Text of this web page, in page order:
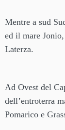
Mentre a sud
ed il mare
Laterza.
Ad Ovest del
dell’entroterra
Pomarico e